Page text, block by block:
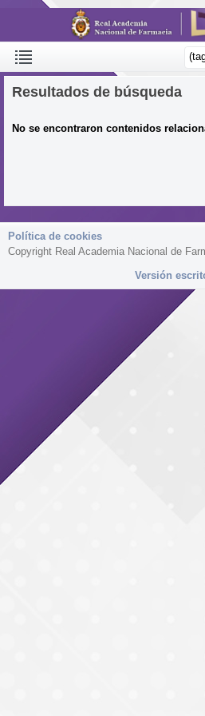
Resultados de búsqueda
No se encontraron contenidos
Política de cookies
Copyright Real Academia Nacional de
Versión